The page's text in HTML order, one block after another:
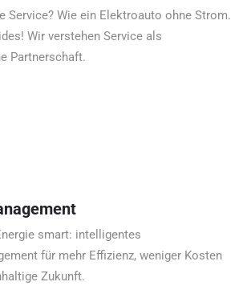
Service? Wie ein Elektroauto ohne Strom.
Wir verstehen Service als
Partnerschaft.
smart: intelligentes
für mehr Effizienz, weniger Kosten
Zukunft.